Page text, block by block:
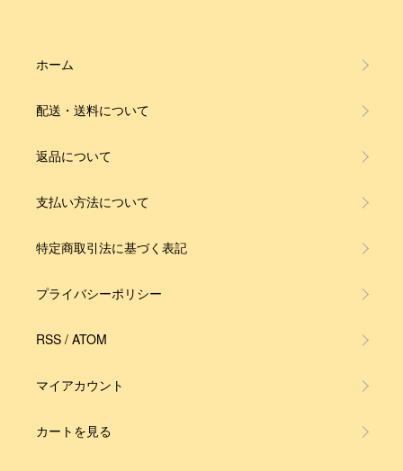
ホーム
配送・送料について
返品について
支払い方法について
特定商取引法に基づく表記
プライバシーポリシー
RSS / ATOM
マイアカウント
カートを見る